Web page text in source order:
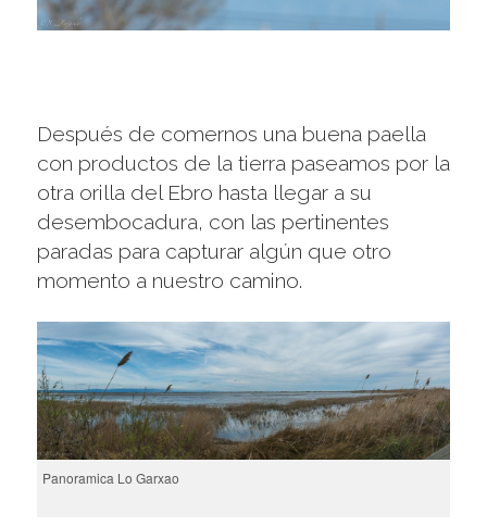
Después de comernos una buena paella
con productos de la tierra paseamos por la
otra orilla del Ebro hasta llegar a su
desembocadura, con las pertinentes
paradas para capturar algún que otro
momento a nuestro camino.
Panoramica Lo Garxao